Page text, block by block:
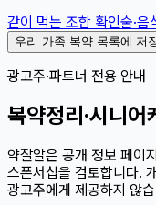
같이 먹는 조합 확인술·음
우리 가족 복약 목록에 저
광고주·파트너 전용 안내
복약정리·시니어
약잘알은 공개 정보 페이
스폰서십을 검토합니다.
광고주에게 제공하지 않